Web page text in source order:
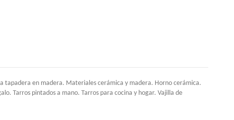
tapadera en madera. Materiales cerámica y madera. Horno cerámica.
Tarros pintados a mano. Tarros para cocina y hogar. Vajilla de